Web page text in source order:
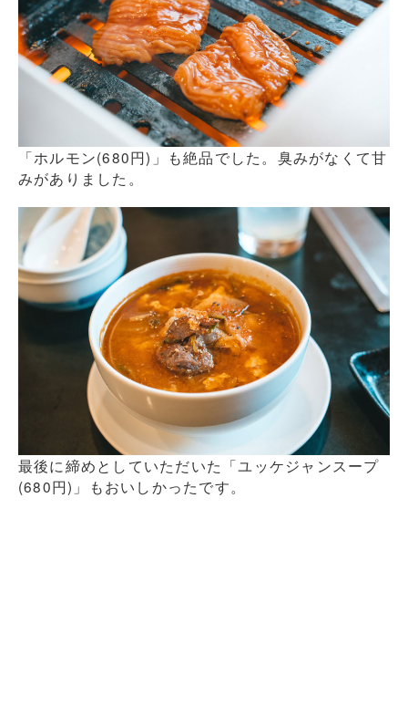
「ホルモン(680円)」も絶品でした。臭みがなくて甘
みがありました。
最後に締めとしていただいた「ユッケジャンスープ
(680円)」もおいしかったです。